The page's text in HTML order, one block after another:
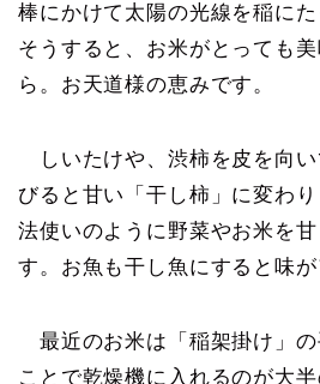
棒にかけて太陽の光線を稲にた
そうすると、お米がとっても
ら。お天道様の恵みです。
しいたけや、渋柿を皮を向い
びると甘い「干し柿」に変わ
法使いのように野菜やお米を
す。お魚も干し魚にすると味
最近のお米は「稲架掛け」の
ことで乾燥機に入れるのが大半